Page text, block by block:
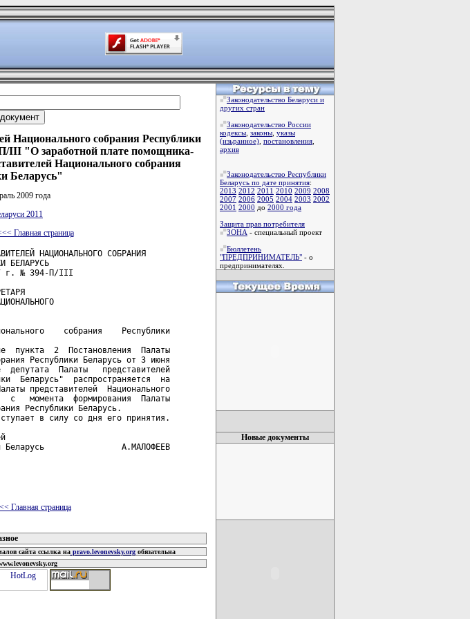
Национального собрания Республики
III "О заработной плате помощника-
Национального собрания
Беларусь"
2009 года
2011
Главная страница
НАЦИОНАЛЬНОГО СОБРАНИЯ
БЕЛАРУСЬ
г. № 394-П/III
собрания    Республики
пункта  2  Постановления  Палаты
Республики Беларусь от 3 июня
Палаты   представителей
Беларусь"  распространяется  на
представителей  Национального
с   момента  формирования  Палаты
Республики Беларусь.
в силу со дня его принятия.
Беларусь                А.МАЛОФЕЕВ
Главная страница
сайта ссылка наpravo.levonevsky.orgобязательна
Законодательство Беларуси и
других стран
Законодательство России
кодексы законы указы
(изьранное) постановления
архив
Законодательство Республики
Беларусь по дате принятия:
2013 2012 2011 2010 2009 2008
2007 2006 2005 2004 2003 2002
2001 2000 до 2000 года
Защита прав потребителя
ЗОНА - специальный проект
Бюллетень
"ПРЕДПРИНИМАТЕЛЬ" - о
предпринимателях.
Новые документы